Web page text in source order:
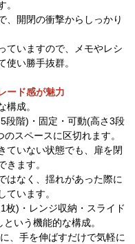
、開閉の衝撃からしっかり
ていますので、メモやレシ
使い勝手抜群。
ード感が魅力
成。
段階)・固定・可動(高さ3段
スペースに区切れます。
ていない状態でも、扉を閉
ます。
はなく、揺れがあった際に
います。
枚)・レンジ収納・スライド
いう機能的な構成。
、手を伸ばすだけで気軽に